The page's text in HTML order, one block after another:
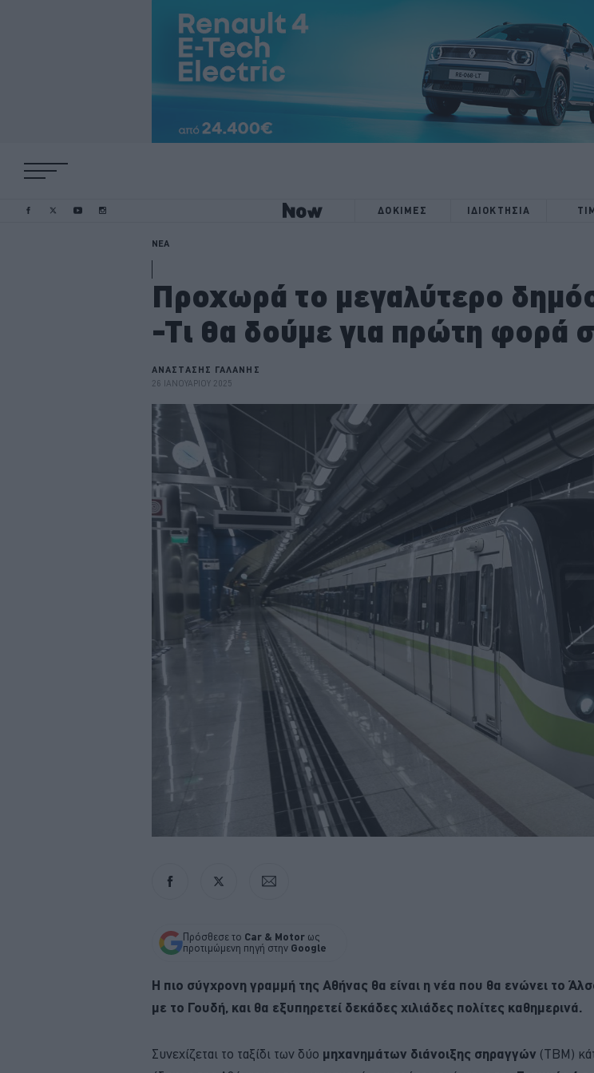
ΔΟΚΙΜΕΣ ΙΔΙΟΚΤΗΣΙΑ
ΝΕΑ
Προχωρά το μεγαλύτερο
-Τι θα δούμε για πρώτη φορά
ΑΝΑΣΤΑΣΗΣ ΓΑΛΑΝΗΣ
26 ΙΑΝΟΥΑΡΙΟΥ 2025
Πρόσθεσε το Car & Motor ως
προτιμώμενη πηγή στην Google
Η πιο σύγχρονη γραμμή της Αθήνας θα είναι η νέα που θα ενώνει το
με το Γουδή, και θα εξυπηρετεί δεκάδες χιλιάδες πολίτες καθημερινά.
Συνεχίζεται το ταξίδι των δύο μηχανημάτων διάνοιξης σηραγγών (TBM)